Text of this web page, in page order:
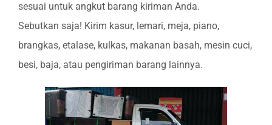
sesuai untuk angkut barang kiriman Anda.
Sebutkan saja! Kirim kasur, lemari, meja, piano,
brangkas, etalase, kulkas, makanan basah, mesin cuci,
besi, baja, atau pengiriman barang lainnya.